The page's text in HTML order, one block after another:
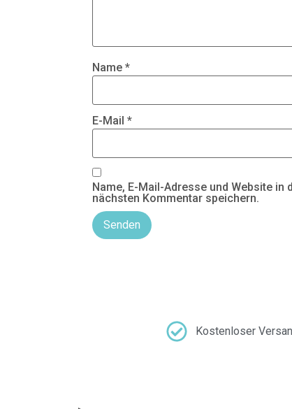
Name *
E-Mail *
Name, E-Mail-Adresse und Website
nächsten Kommentar speichern.
Kostenloser